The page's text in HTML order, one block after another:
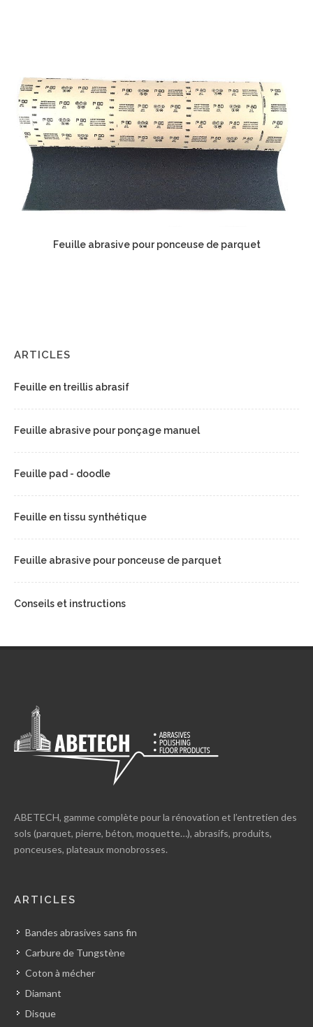
Feuille abrasive pour ponceuse de parquet
ARTICLES
Feuille en treillis abrasif
Feuille abrasive pour ponçage manuel
Feuille pad - doodle
Feuille en tissu synthétique
Feuille abrasive pour ponceuse de parquet
Conseils et instructions
ABETECH, gamme complète pour la rénovation et l’entretien des
sols (parquet, pierre, béton, moquette…), abrasifs, produits,
ponceuses, plateaux monobrosses.
ARTICLES
Bandes abrasives sans fin
Carbure de Tungstène
Coton à mécher
Diamant
Disque